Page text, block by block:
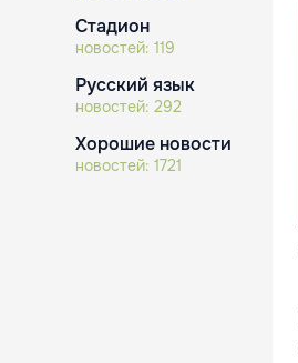
Стадион
новостей: 119
Русский язык
новостей: 292
Хорошие новости
новостей: 1721